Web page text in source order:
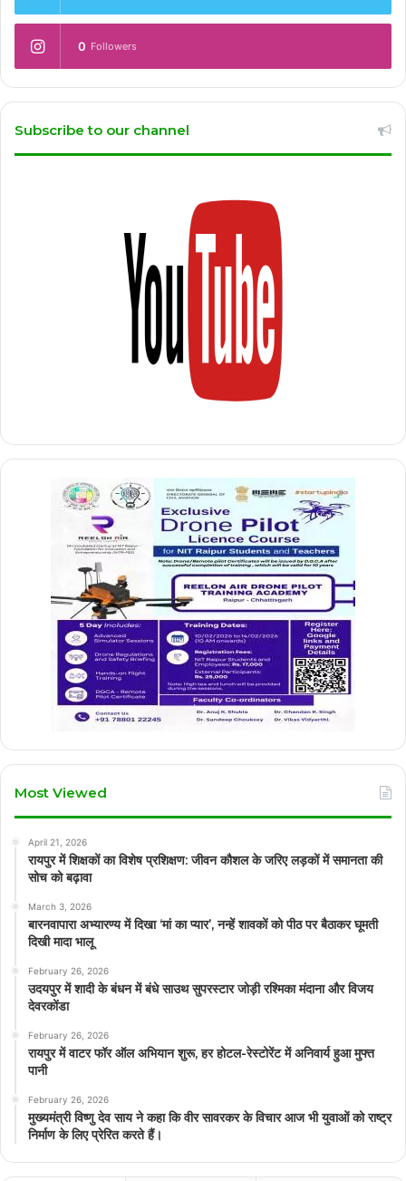
0 Followers
Subscribe to our channel
Most Viewed
April 21, 2026
रायपुर में शिक्षकों का विशेष प्रशिक्षण: जीवन कौशल के जरिए लड़कों में समानता की
सोच को बढ़ावा
March 3, 2026
बारनवापारा अभ्यारण्य में दिखा ‘मां का प्यार’, नन्हें शावकों को पीठ पर बैठाकर घूमती
दिखी मादा भालू
February 26, 2026
उदयपुर में शादी के बंधन में बंधे साउथ सुपरस्टार जोड़ी रश्मिका मंदाना और विजय
देवरकोंडा
February 26, 2026
रायपुर में वाटर फॉर ऑल अभियान शुरू, हर होटल-रेस्टोरेंट में अनिवार्य हुआ मुफ्त
पानी
February 26, 2026
मुख्यमंत्री विष्णु देव साय ने कहा कि वीर सावरकर के विचार आज भी युवाओं को राष्ट्र
निर्माण के लिए प्रेरित करते हैं।